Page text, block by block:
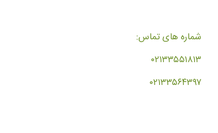
شماره های تماس:
۰۲۱۳۳۵۵۱۸۱۳
۰۲۱۳۳۵۶۴۳۹۷